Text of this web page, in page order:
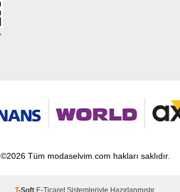
©2026 Tüm modaselvim.com hakları saklıdır.
T-Soft E-Ticaret Sistemleriyle Hazırlanmıştır.